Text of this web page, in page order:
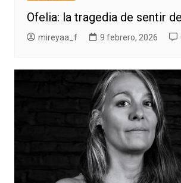
Ofelia: la tragedia de sentir
mireyaa_f 9 febrero, 2026